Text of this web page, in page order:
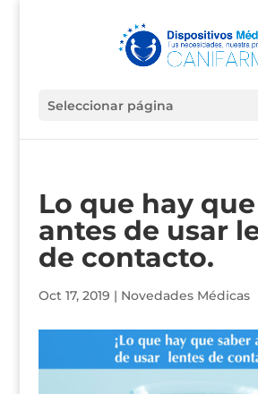
Seleccionar página
Lo que hay
antes de usar
de contacto.
Oct 17, 2019 | Novedades Médicas